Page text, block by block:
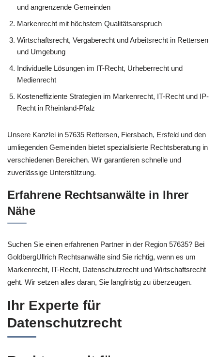
und angrenzende Gemeinden
Markenrecht mit höchstem Qualitätsanspruch
Wirtschaftsrecht, Vergaberecht und Arbeitsrecht in Rettersen
und Umgebung
Individuelle Lösungen im IT-Recht, Urheberrecht und
Medienrecht
Kosteneffiziente Strategien im Markenrecht, IT-Recht und IP-
Recht in Rheinland-Pfalz
Unsere Kanzlei in 57635 Rettersen, Fiersbach, Ersfeld und den
umliegenden Gemeinden bietet spezialisierte Rechtsberatung in
verschiedenen Bereichen. Wir garantieren schnelle und
zuverlässige Unterstützung.
Erfahrene Rechtsanwälte in Ihrer
Nähe
Suchen Sie einen erfahrenen Partner in der Region 57635? Bei
GoldbergUllrich Rechtsanwälte sind Sie richtig, wenn es um
Markenrecht, IT-Recht, Datenschutzrecht und Wirtschaftsrecht
geht. Wir setzen alles daran, Sie langfristig zu überzeugen.
Ihr Experte für
Datenschutzrecht